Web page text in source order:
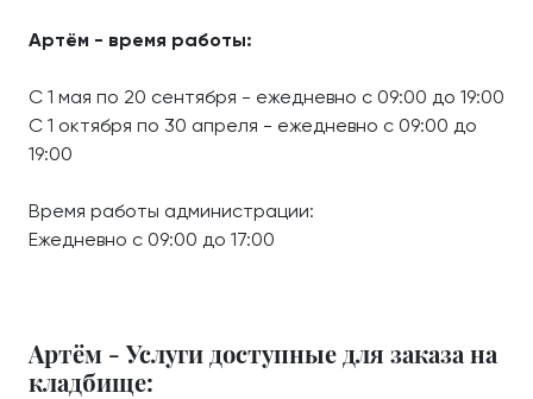
Артём - время работы:
С 1 мая по 20 сентября - ежедневно с 09:00 до 19:00
С 1 октября по 30 апреля - ежедневно с 09:00 до
19:00
Время работы администрации:
Ежедневно с 09:00 до 17:00
Артём - Услуги доступные для заказа на
кладбище: